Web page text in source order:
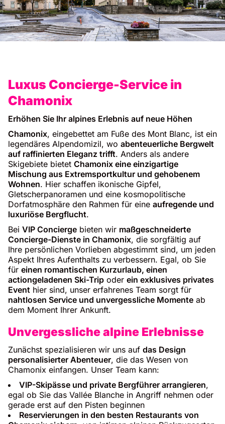
Luxus Concierge-Service in
Chamonix
Erhöhen Sie Ihr alpines Erlebnis auf neue Höhen
Chamonix, eingebettet am Fuße des Mont Blanc, ist ein
legendäres Alpendomizil, wo abenteuerliche Bergwelt
auf raffinierten Eleganz trifft. Anders als andere
Skigebiete bietet Chamonix eine einzigartige
Mischung aus Extremsportkultur und gehobenem
Wohnen. Hier schaffen ikonische Gipfel,
Gletscherpanoramen und eine kosmopolitische
Dorfatmosphäre den Rahmen für eine aufregende und
luxuriöse Bergflucht.
Bei VIP Concierge bieten wir maßgeschneiderte
Concierge-Dienste in Chamonix, die sorgfältig auf
Ihre persönlichen Vorlieben abgestimmt sind, um jeden
Aspekt Ihres Aufenthalts zu verbessern. Egal, ob Sie
für einen romantischen Kurzurlaub, einen
actiongeladenen Ski-Trip oder ein exklusives privates
Event hier sind, unser erfahrenes Team sorgt für
nahtlosen Service und unvergessliche Momente ab
dem Moment Ihrer Ankunft.
Unvergessliche alpine Erlebnisse
Zunächst spezialisieren wir uns auf das Design
personalisierter Abenteuer, die das Wesen von
Chamonix einfangen. Unser Team kann:
VIP-Skipässe und private Bergführer arrangieren,
egal ob Sie das Vallée Blanche in Angriff nehmen oder
gerade erst auf den Pisten beginnen
Reservierungen in den besten Restaurants von